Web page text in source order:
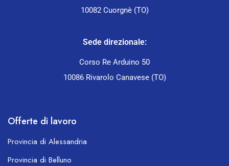
10082 Cuorgnè (TO)
Sede direzionale:
Corso Re Arduino 50
10086 Rivarolo Canavese (TO)
Offerte di lavoro
Provincia di Alessandria
Provincia di Belluno